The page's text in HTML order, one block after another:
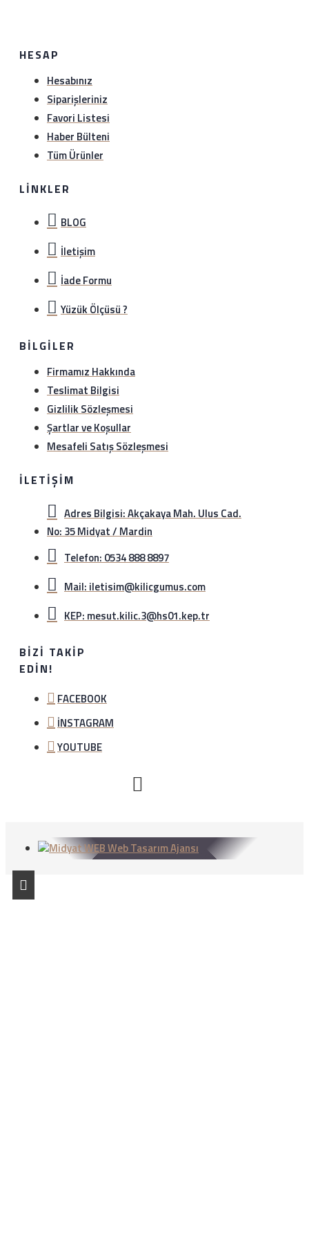
HESAP
Hesabınız
Siparişleriniz
Favori Listesi
Haber Bülteni
Tüm Ürünler
LINKLER
BLOG
İletişim
İade Formu
Yüzük Ölçüsü ?
BILGILER
Firmamız Hakkında
Teslimat Bilgisi
Gizlilik Sözleşmesi
Şartlar ve Koşullar
Mesafeli Satış Sözleşmesi
İLETIŞIM
Adres Bilgisi: Akçakaya Mah. Ulus Cad.
No: 35 Midyat / Mardin
Telefon: 0534 888 8897
Mail: iletisim@kilicgumus.com
KEP: mesut.kilic.3@hs01.kep.tr
BIZI TAKIP
EDIN!
FACEBOOK
İNSTAGRAM
YOUTUBE